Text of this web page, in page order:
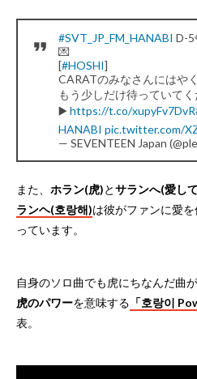
#SVT_JP_FM_HANABI D-
💌
[#HOSHI]
CARATのみなさんにはや
もう少しだけ待っていて
▶️ https://t.co/xupyFv7DvR
HANABI pic.twitter.com/
— SEVENTEEN Japan
また、 ホラン(虎)とサランへ(愛し
ランヘ(호랑해)は彼がファンに愛
っています。
自身のソロ曲でも虎にちなんだ曲
虎のパワーを意味する 「호랑이
表。